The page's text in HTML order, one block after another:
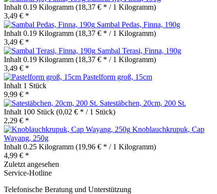
Inhalt 0.19 Kilogramm (18,37 € * / 1 Kilogramm)
3,49 € *
Sambal Pedas, Finna, 190g
Inhalt 0.19 Kilogramm (18,37 € * / 1 Kilogramm)
3,49 € *
Sambal Terasi, Finna, 190g
Inhalt 0.19 Kilogramm (18,37 € * / 1 Kilogramm)
3,49 € *
Pastelform groß, 15cm
Inhalt 1 Stück
9,99 € *
Satestäbchen, 20cm, 200 St.
Inhalt 100 Stück (0,02 € * / 1 Stück)
2,29 € *
Knoblauchkrupuk, Cap
Wayang, 250g
Inhalt 0.25 Kilogramm (19,96 € * / 1 Kilogramm)
4,99 € *
Zuletzt angesehen
Service-Hotline
Telefonische Beratung und Unterstützung